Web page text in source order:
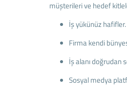
müşterileri ve hedef
İş yükünüz
Firma kendi
İş alanı doğrudan
Sosyal medya